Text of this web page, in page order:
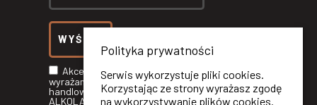
AkceptujęPolitykę Prywatności oraz
wyrażam zgodę na otrzymywanie informacji
handlowych drogą elektroniczną od
ALKOLABS SP. Z O.O.*
Polityka prywatności
Serwis wykorzystuje pliki cookies.
Korzystając ze strony wyrażasz zgodę
na wykorzystywanie plików cookies.